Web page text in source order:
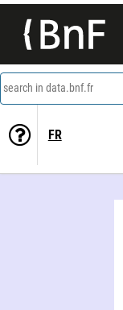
search in data.bnf.fr
FR